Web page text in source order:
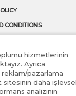
CONDITIONS
hizmetlerinin
Ayrıca
pazarlama
daha
analizinin